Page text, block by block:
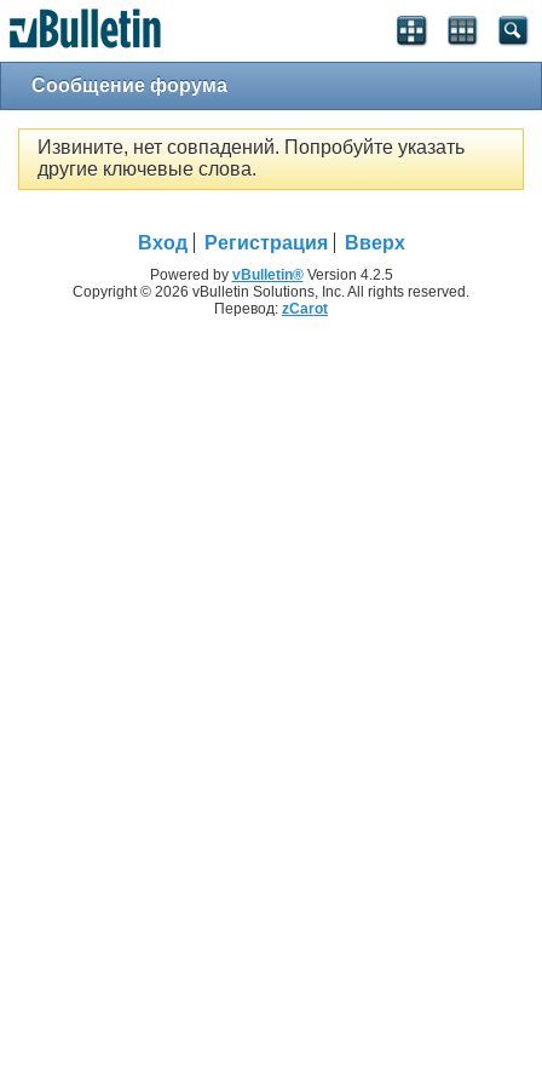
Сообщение форума
Извините, нет совпадений. Попробуйте указать
другие ключевые слова.
Вход Регистрация Вверх
Powered by vBulletin®Version 4.2.5
Copyright © 2026 vBulletin Solutions, Inc. All rights reserved.
Перевод: zCarot